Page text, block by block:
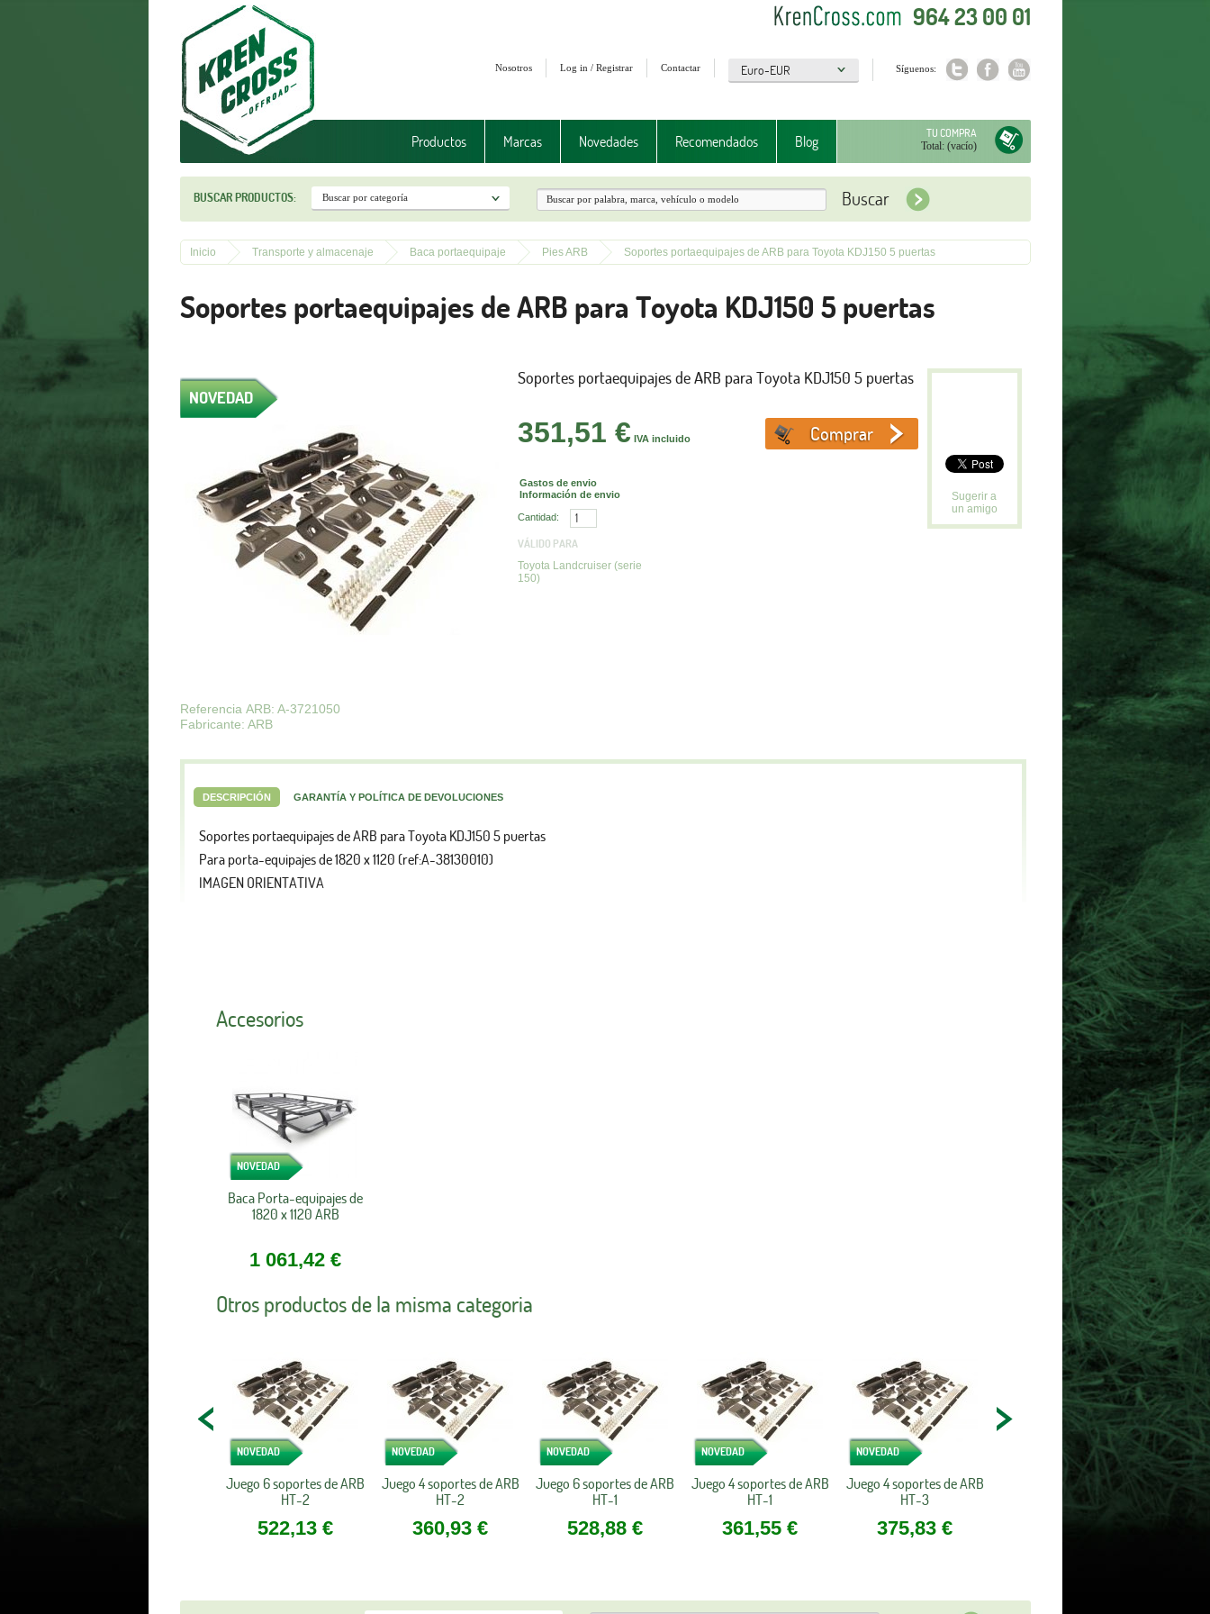
964 23 00 01
Síguenos:
Contactar
Log in / Registrar
Nosotros
TU COMPRA
Total: (vacío)
Productos Marcas Novedades Recomendados Blog
BUSCAR PRODUCTOS:
Inicio Transporte y almacenaje Baca portaequipaje Pies ARB Soportes portaequipajes de ARB para Toyota KDJ150 5 puertas
Soportes portaequipajes de ARB para Toyota KDJ150 5 puertas
NOVEDAD
Referencia ARB: A-3721050
Fabricante: ARB
Soportes portaequipajes de ARB para Toyota KDJ150 5 puertas
351,51 € IVA incluido
Gastos de envio
Información de envio
Cantidad:
Sugerir a
un amigo
VÁLIDO PARA
Toyota Landcruiser (serie
150)
DESCRIPCIÓN GARANTÍA Y POLÍTICA DE DEVOLUCIONES
Soportes portaequipajes de ARB para Toyota KDJ150 5 puertas
Para porta-equipajes de 1820 x 1120 (ref:A-38130010)
IMAGEN ORIENTATIVA
Accesorios
NOVEDAD
Baca Porta-equipajes de
1820 x 1120 ARB
1 061,42 €
Otros productos de la misma categoria
NOVEDAD
Juego 6 soportes de ARB
HT-2
522,13 €
NOVEDAD
Juego 4 soportes de ARB
HT-2
360,93 €
NOVEDAD
Juego 6 soportes de ARB
HT-1
528,88 €
NOVEDAD
Juego 4 soportes de ARB
HT-1
361,55 €
NOVEDAD
Juego 4 soportes de ARB
HT-3
375,83 €